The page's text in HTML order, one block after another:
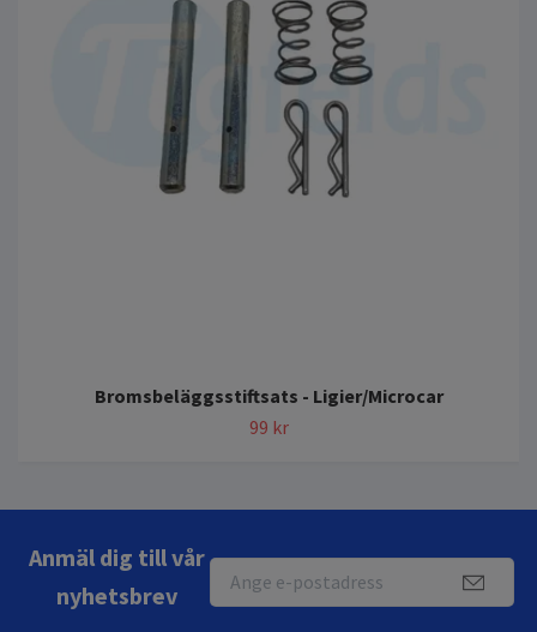
Bromsbeläggsstiftsats - Ligier/Microcar
99 kr
Anmäl dig till vår
nyhetsbrev